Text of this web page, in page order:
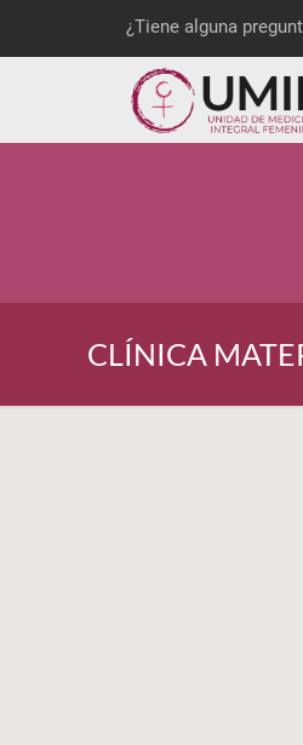
¿Tiene alguna
CLÍNICA